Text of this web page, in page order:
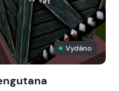
Vydáno